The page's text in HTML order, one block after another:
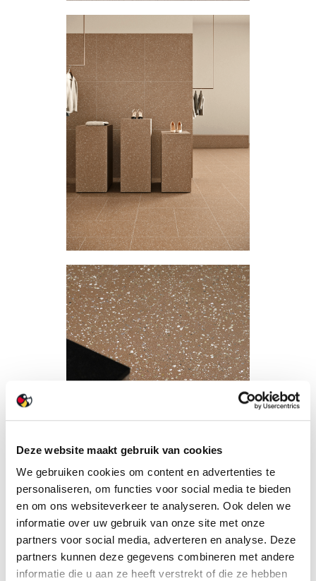
Deze website maakt gebruik van cookies
We gebruiken cookies om content en advertenties te
personaliseren, om functies voor social media te bieden
en om ons websiteverkeer te analyseren. Ook delen we
informatie over uw gebruik van onze site met onze
partners voor social media, adverteren en analyse. Deze
partners kunnen deze gegevens combineren met andere
informatie die u aan ze heeft verstrekt of die ze hebben